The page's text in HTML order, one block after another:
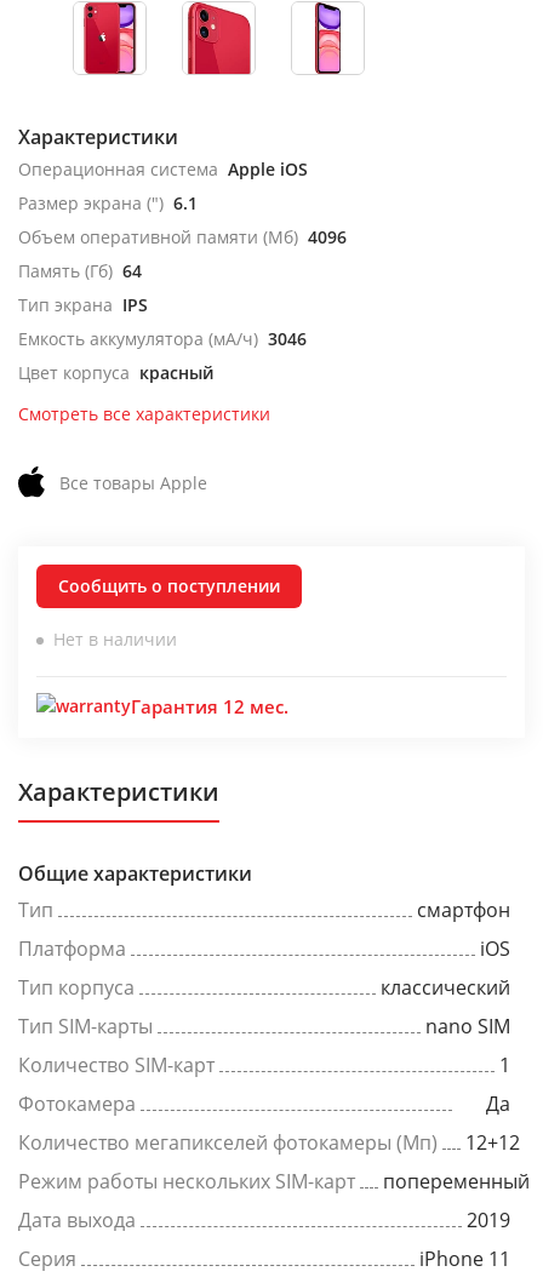
Характеристики
Операционная система Apple iOS
Размер экрана (") 6.1
Объем оперативной памяти (Мб) 4096
Память (Гб) 64
Тип экрана IPS
Емкость аккумулятора (мА/ч) 3046
Цвет корпуса красный
Смотреть все характеристики
Все товары Apple
Сообщить о поступлении
Нет в наличии
Гарантия 12 мес.
Характеристики
Общие характеристики
Тип
смартфон
Платформа
iOS
Тип корпуса
классический
Тип SIM-карты
nano SIM
Количество SIM-карт
1
Фотокамера
Да
Количество мегапикселей фотокамеры (Мп)
12+12
Режим работы нескольких SIM-карт
попеременный
Дата выхода
2019
Серия
iPhone 11